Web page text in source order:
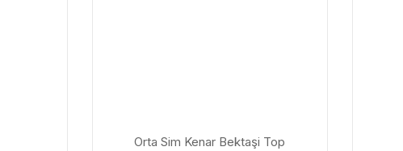
Orta Sim Kenar Bektaşi Top